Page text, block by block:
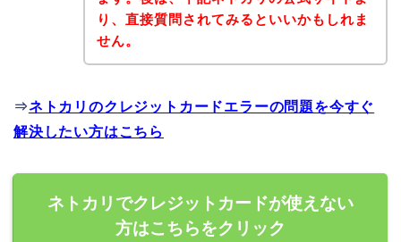
り、直接質問されてみるといいかもしれま
せん。
⇒ネトカリのクレジットカードエラーの問題を今すぐ
解決したい方はこちら
ネトカリでクレジットカードが使えない
方はこちらをクリック